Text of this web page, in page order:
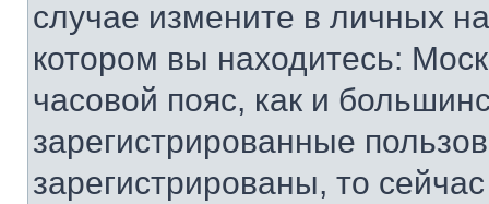
случае измените в личных
котором вы находитесь:
часовой пояс, как и
зарегистрированные
зарегистрированы, то